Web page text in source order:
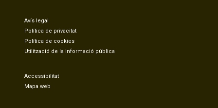
Avís legal
Política de privacitat
Política de cookies
Utilització de la informació pública
Accessibilitat
Mapa web